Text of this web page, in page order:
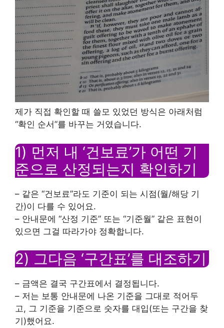
제가 직접 확인할 때 쓸모 있었던 방식은 아래처럼
“확인 순서”를 바꾸는 거였습니다.
1) 먼저 내 ‘건보료’가 어떤 기
준으로 산정되는지 확인하기
– 같은 “건보료”라도 기준이 되는 시점(월/해당 기
간)이 다를 수 있어요.
– 안내문에 “산정 기준” 또는 “기준월” 같은 표현이
있으면 그걸 따라가야 정확합니다.
2) 그다음 ‘구간표’를 대조하기
– 금액은 결국 구간표에서 결정됩니다.
– 저는 보통 안내문에 나온 기준을 그대로 적어두
고, 그 기준을 기준으로 숫자를 대입(또는 구간을 찾
기)했어요.